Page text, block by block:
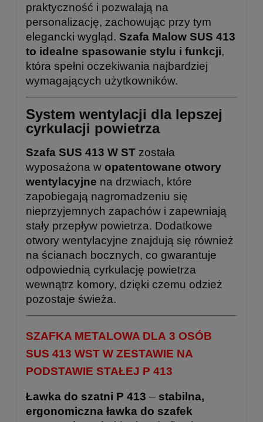
praktyczność i pozwalają na
personalizację, zachowując przy tym
elegancki wygląd. Szafa Malow SUS 413
to idealne spasowanie stylu i funkcji,
która spełni oczekiwania najbardziej
wymagających użytkowników.
System wentylacji dla lepszej
cyrkulacji powietrza
Szafa SUS 413 W ST została
wyposażona w opatentowane otwory
wentylacyjne na drzwiach, które
zapobiegają nagromadzeniu się
nieprzyjemnych zapachów i zapewniają
stały przepływ powietrza. Dodatkowe
otwory wentylacyjne znajdują się również
na ścianach bocznych, co gwarantuje
odpowiednią cyrkulację powietrza
wewnątrz komory, dzięki czemu odzież
pozostaje świeża.
SZAFKA METALOWA DLA 3 OSÓB
SUS 413 WST W ZESTAWIE NA
PODSTAWIE STAŁEJ P 413
Ławka do szatni P 413 – stabilna,
ergonomiczna ławka do szafek